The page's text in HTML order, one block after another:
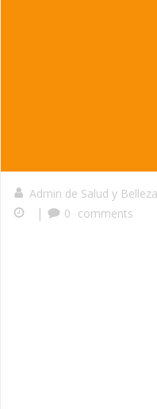
Admin de Salud y Belleza
|
0 comments